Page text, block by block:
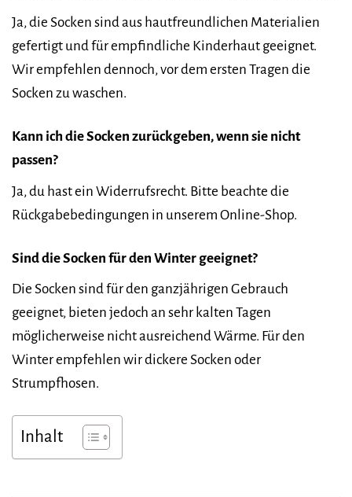
Ja, die Socken sind aus hautfreundlichen Materialien
gefertigt und für empfindliche Kinderhaut geeignet.
Wir empfehlen dennoch, vor dem ersten Tragen die
Socken zu waschen.
Kann ich die Socken zurückgeben, wenn sie nicht
passen?
Ja, du hast ein Widerrufsrecht. Bitte beachte die
Rückgabebedingungen in unserem Online-Shop.
Sind die Socken für den Winter geeignet?
Die Socken sind für den ganzjährigen Gebrauch
geeignet, bieten jedoch an sehr kalten Tagen
möglicherweise nicht ausreichend Wärme. Für den
Winter empfehlen wir dickere Socken oder
Strumpfhosen.
Inhalt